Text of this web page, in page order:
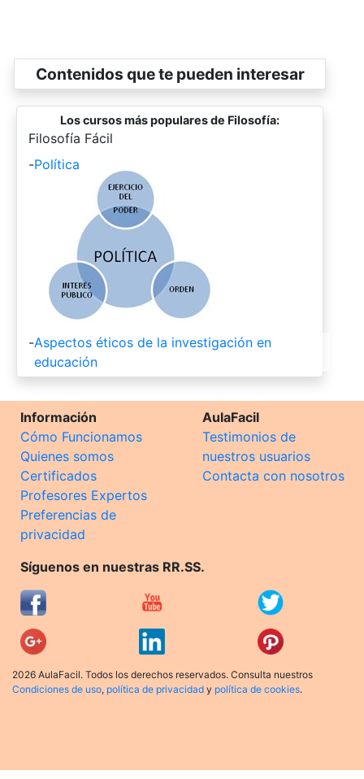
Contenidos que te pueden interesar
Los cursos más populares de Filosofía:
-
Filosofía Fácil
-Política
-Aspectos éticos de la investigación en
educación
Información
Cómo Funcionamos
Quienes somos
Certificados
Profesores Expertos
Preferencias de
privacidad
AulaFacil
Testimonios de
nuestros usuarios
Contacta con nosotros
Síguenos en nuestras RR.SS.
2026 AulaFacil. Todos los derechos reservados. Consulta nuestros
Condiciones de uso, política de privacidad y política de cookies.